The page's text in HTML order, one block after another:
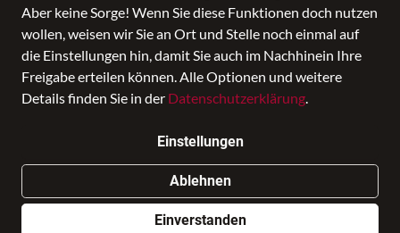
Aber keine Sorge! Wenn Sie diese Funktionen doch nutzen
wollen, weisen wir Sie an Ort und Stelle noch einmal auf
die Einstellungen hin, damit Sie auch im Nachhinein Ihre
Freigabe erteilen können. Alle Optionen und weitere
Details finden Sie in der Datenschutzerklärung.
Einstellungen
Ablehnen
Einverstanden
Aktuelle Taschenhighlights